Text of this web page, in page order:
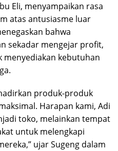
Eli, menyampaikan rasa
atas antusiasme luar
bahwa
sekadar mengejar profit,
kebutuhan
produk-produk
Harapan kami, Adi
toko, melainkan tempat
untuk melengkapi
ujar Sugeng dalam